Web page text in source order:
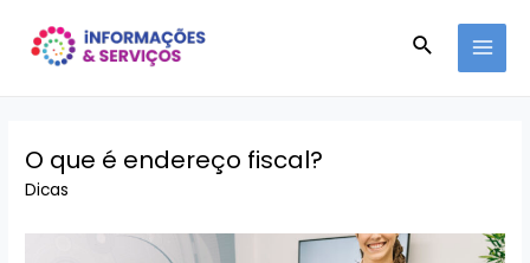
para
Pesquisar
O que é endereço fiscal?
Dicas